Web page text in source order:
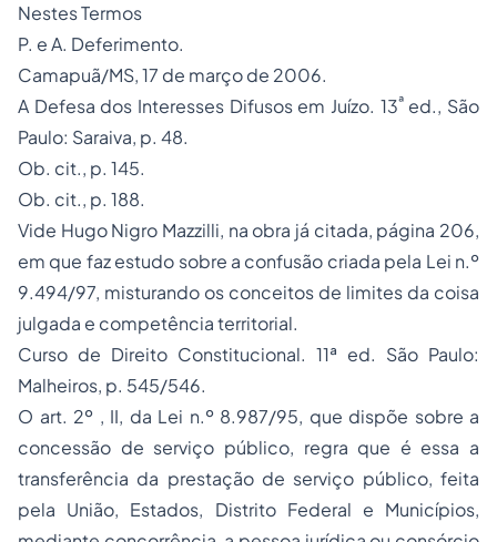
Nestes Termos
P. e A. Deferimento.
Camapuã/MS, 17 de março de 2006.
A Defesa dos Interesses Difusos em Juízo. 13ªed., São
Paulo: Saraiva, p. 48.
Ob. cit., p. 145.
Ob. cit., p. 188.
Vide Hugo Nigro Mazzilli, na obra já citada, página 206,
em que faz estudo sobre a confusão criada pela Lei n.º
9.494/97, misturando os conceitos de limites da coisa
julgada e competência territorial.
Curso de Direito Constitucional. 11ª ed. São Paulo:
Malheiros, p. 545/546.
O art. 2º , II, da Lei n.º 8.987/95, que dispõe sobre a
concessão de serviço público, regra que é essa a
transferência da prestação de serviço público, feita
pela União, Estados, Distrito Federal e Municípios,